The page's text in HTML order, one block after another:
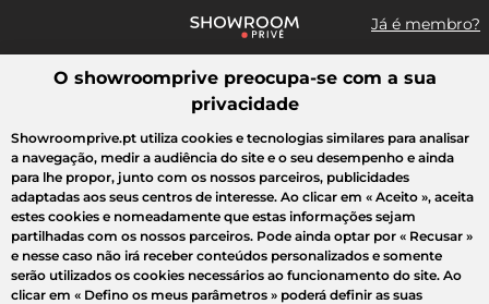
Já é membro?
Pesquisar uma marca, um artigo, uma venda...
Todas as vendas Moda Desporto Casa Criança Beleza
O showroomprive preocupa-se com a sua
privacidade
Showroomprive.pt utiliza cookies e tecnologias similares para analisar
a navegação, medir a audiência do site e o seu desempenho e ainda
para lhe propor, junto com os nossos parceiros, publicidades
adaptadas aos seus centros de interesse. Ao clicar em « Aceito », aceita
estes cookies e nomeadamente que estas informações sejam
partilhadas com os nossos parceiros. Pode ainda optar por « Recusar »
e nesse caso não irá receber conteúdos personalizados e somente
serão utilizados os cookies necessários ao funcionamento do site. Ao
clicar em « Defino os meus parâmetros » poderá definir as suas